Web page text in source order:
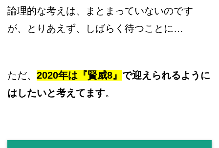
論理的な考えは、まとまっていないのです
が、とりあえず、しばらく待つことに…
ただ、 2020年は『賢威8』 で迎えられるように
はしたいと考えてます。